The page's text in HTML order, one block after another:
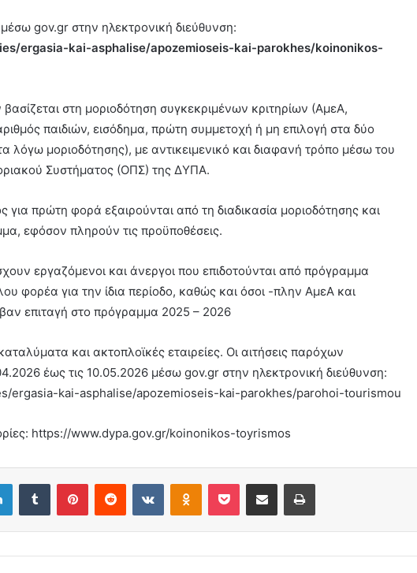
gov.gr στην ηλεκτρονική διεύθυνση:
ergasia-kai-asphalise/apozemioseis-kai-parokhes/koinonikos-
στη μοριοδότηση συγκεκριμένων κριτηρίων (ΑμεΑ,
παιδιών, εισόδημα, πρώτη συμμετοχή ή μη επιλογή στα δύο
μοριοδότησης), με αντικειμενικό και διαφανή τρόπο μέσω του
Συστήματος (ΟΠΣ) της ΔΥΠΑ.
για πρώτη φορά εξαιρούνται από τη διαδικασία μοριοδότησης και
εφόσον πληρούν τις προϋποθέσεις.
εργαζόμενοι και άνεργοι που επιδοτούνται από πρόγραμμα
φορέα για την ίδια περίοδο, καθώς και όσοι -πλην ΑμεΑ και
επιταγή στο πρόγραμμα 2025 – 2026
και ακτοπλοϊκές εταιρείες. Οι αιτήσεις παρόχων
έως τις 10.05.2026 μέσω gov.gr στην ηλεκτρονική διεύθυνση:
ergasia-kai-asphalise/apozemioseis-kai-parokhes/parohoi-tourismou
https://www.dypa.gov.gr/koinonikos-toyrismos
LinkedInTumblr PinterestReddit VKontakteOdnoklassniki
Pocket Share via Email Print